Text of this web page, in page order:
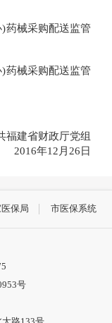
械采购配送监管
械采购配送监管
福建省财政厅党组
2016年12月26日
医保局 市医保系统
号